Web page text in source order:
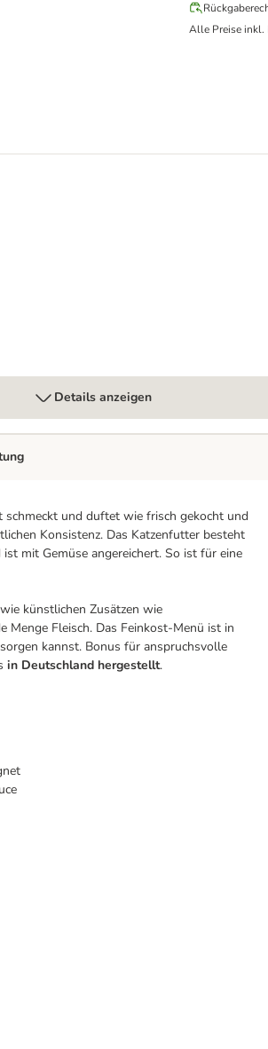
Alle Preise inkl.
Details anzeigen
und duftet wie frisch gekocht und
Konsistenz. Das Katzenfutter besteht
mit Gemüse angereichert. So ist für eine
künstlichen Zusätzen wie
Menge Fleisch. Das Feinkost-Menü ist in
kannst. Bonus für anspruchsvolle
in Deutschland hergestellt.